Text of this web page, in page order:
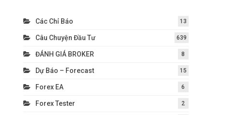
Các Chỉ Báo 13
Câu Chuyện Đầu Tư 639
ĐÁNH GIÁ BROKER 8
Dự Báo – Forecast 15
Forex EA 6
Forex Tester 2